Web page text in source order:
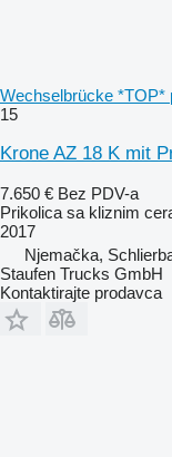
Wechselbrücke *TOP*
15
Krone AZ 18 K mit
7.650 € Bez PDV-a
Prikolica sa kliznim
2017
Njemačka,
Staufen Trucks GmbH
Kontaktirajte prodavca